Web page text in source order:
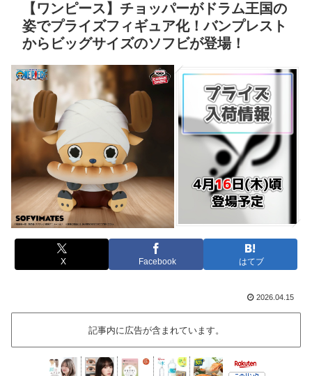
【ワンピース】チョッパーがドラム王国の
姿でプライズフィギュア化！バンプレスト
からビッグサイズのソフビが登場！
X Facebook はてブ
2026.04.15
記事内に広告が含まれています。